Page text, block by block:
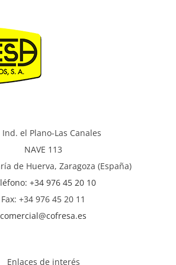
Ind. el Plano-Las Canales
NAVE 113
de Huerva, Zaragoza (España)
+34 976 45 20 10
Fax: +34 976 45 20 11
comercial@cofresa.es
Enlaces de interés